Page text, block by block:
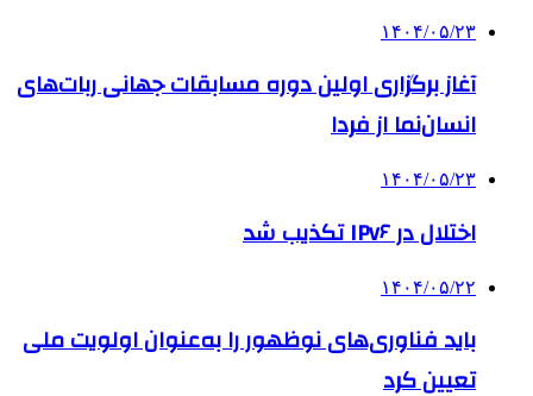
۱۴۰۴/۰۵/۲۳
آغاز برگزاری اولین دوره مسابقات جهانی ربات‌های
انسان‌نما از فردا
۱۴۰۴/۰۵/۲۳
اختلال در IPv۶ تکذیب شد
۱۴۰۴/۰۵/۲۲
باید فناوری‌های نوظهور را به‌عنوان اولویت ملی
تعیین کرد